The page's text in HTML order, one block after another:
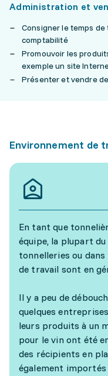
Administration et
Consigner le temps
comptabilité
Promouvoir les
exemple un site
Présenter et vendre
Environnement de
En tant que
équipe, la plupart
tonnelleries ou
de travail sont en
Il y a peu de
quelques
leurs produits à un
pour le vin ont été
des récipients en
également importés